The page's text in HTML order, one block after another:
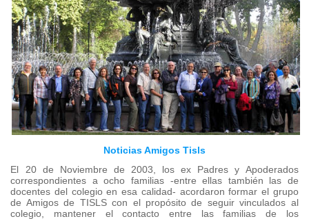
Noticias Amigos Tisls
El 20 de Noviembre de 2003, los ex Padres y Apoderados
correspondientes a ocho familias -entre ellas también las de
docentes del colegio en esa calidad- acordaron formar el grupo
de Amigos de TISLS con el propósito de seguir vinculados al
colegio, mantener el contacto entre las familias de los